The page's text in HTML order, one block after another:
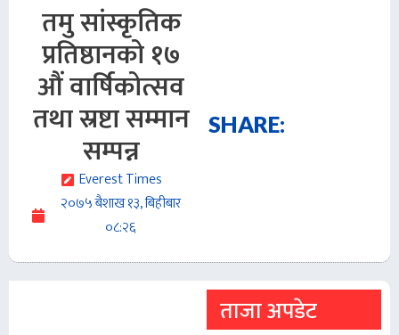
तमु सांस्कृतिक
प्रतिष्ठानको १७
औं वार्षिकोत्सव
तथा स्रष्टा सम्मान
सम्पन्न
Everest Times
२०७५ बैशाख १३, बिहीबार
०८:२६
SHARE:
ताजा अपडेट